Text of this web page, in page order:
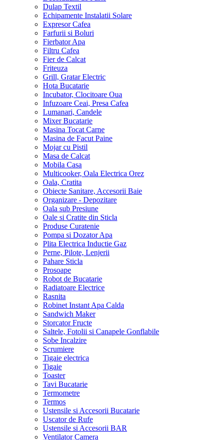
Dulap Textil
Echipamente Instalatii Solare
Expresor Cafea
Farfurii si Boluri
Fierbator Apa
Filtru Cafea
Fier de Calcat
Friteuza
Grill, Gratar Electric
Hota Bucatarie
Incubator, Clocitoare Oua
Infuzoare Ceai, Presa Cafea
Lumanari, Candele
Mixer Bucatarie
Masina Tocat Carne
Masina de Facut Paine
Mojar cu Pistil
Masa de Calcat
Mobila Casa
Multicooker, Oala Electrica Orez
Oala, Cratita
Obiecte Sanitare, Accesorii Baie
Organizare - Depozitare
Oala sub Presiune
Oale si Cratite din Sticla
Produse Curatenie
Pompa si Dozator Apa
Plita Electrica Inductie Gaz
Perne, Pilote, Lenjerii
Pahare Sticla
Prosoape
Robot de Bucatarie
Radiatoare Electrice
Rasnita
Robinet Instant Apa Calda
Sandwich Maker
Storcator Fructe
Saltele, Fotolii si Canapele Gonflabile
Sobe Incalzire
Scrumiere
Tigaie electrica
Tigaie
Toaster
Tavi Bucatarie
Termometre
Termos
Ustensile si Accesorii Bucatarie
Uscator de Rufe
Ustensile si Accesorii BAR
Ventilator Camera